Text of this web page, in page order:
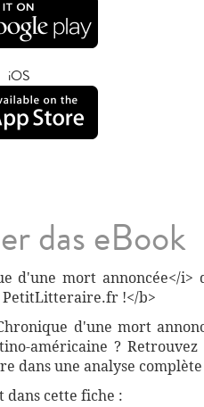
iOS
das eBook
d'une mort annoncée</i>
PetitLitteraire.fr !</b>
d'une mort
américaine ? Retrouvez
dans une analyse
dans cette fiche :